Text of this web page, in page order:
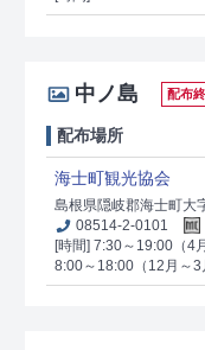
中ノ島 配布
配布場所
海士町観光協会
島根県隠岐郡海士町大
08514-2-0101
[時間] 7:30～19:00（4
8:00～18:00（12月～3